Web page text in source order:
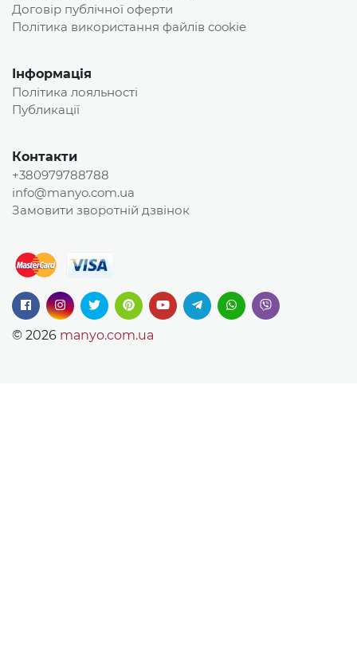
Договір публічної оферти
Політика використання файлів cookie
Інформація
Політика лояльності
Публикації
Контакти
+380979788788
info@manyo.com.ua
Замовити зворотній дзвінок
© 2026 manyo.com.ua